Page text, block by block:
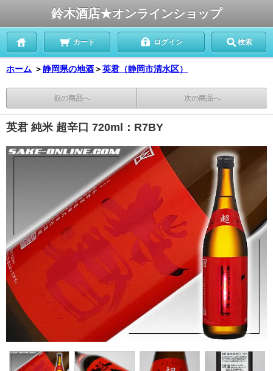
鈴木酒店★オンラインショップ
カート ログイン 検索
ホーム ＞静岡県の地酒＞英君（静岡市清水区）
前の商品へ 次の商品へ
英君 純米 超辛口 720ml：R7BY